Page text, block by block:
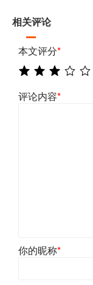
相关评论
本文评分*
评论内容*
你的昵称*